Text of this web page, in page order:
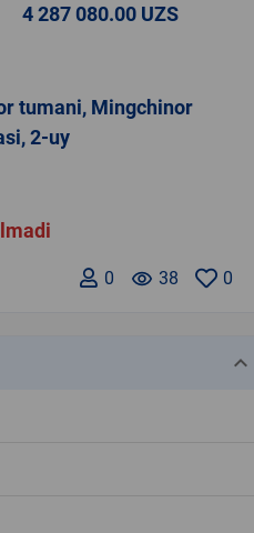
4 287 080.00 UZS
tumani, Mingchinor
2-uy
0
remove_red_eye 38
0
keyboard_arrow_down